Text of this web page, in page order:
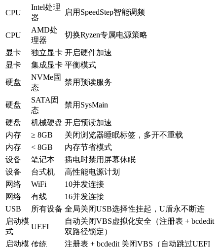
CPU
Intel处理
器
启用SpeedStep智能调频
CPU
AMD处
理器
切换Ryzen专属电源策略
显卡 独立显卡 开启硬件加速
显卡
集成显卡 平衡模式
硬盘
NVMe固
态
禁用预读服务
硬盘
SATA固
态
禁用SysMain
硬盘 机械硬盘 开启预读加速
内存
≥ 8GB
关闭浏览器睡眠标签，多开不重载
内存
< 8GB
内存节省模式
设备
笔记本
插电时禁用屏幕休眠
设备
台式机
高性能电源计划
网络
WiFi
10并发连接
网络
有线
16并发连接
USB
所有设备 全局关闭USB选择性挂起，U盾永不断连
启动模
式
UEFI
自动关闭VBS虚拟化安全（注册表 + bcdedit
双路径锁定）
启动模 传统 注册表 + bcdedit 关闭VBS（自动跳过UEFI